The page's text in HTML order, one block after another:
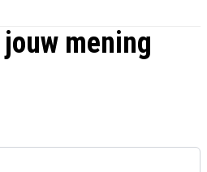
mening